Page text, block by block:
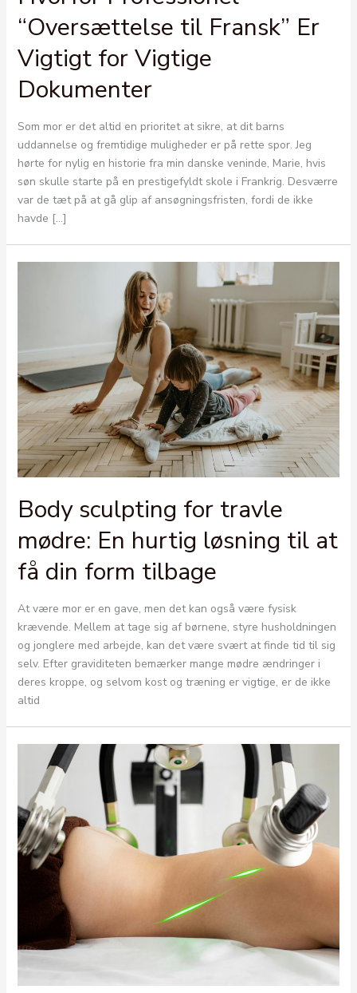
“Oversættelse til Fransk” Er
Vigtigt for Vigtige
Dokumenter
Som mor er det altid en prioritet at sikre, at dit barns
uddannelse og fremtidige muligheder er på rette spor. Jeg
hørte for nylig en historie fra min danske veninde, Marie, hvis
søn skulle starte på en prestigefyldt skole i Frankrig. Desværre
var de tæt på at gå glip af ansøgningsfristen, fordi de ikke
havde […]
Body sculpting for travle
mødre: En hurtig løsning til at
få din form tilbage
At være mor er en gave, men det kan også være fysisk
krævende. Mellem at tage sig af børnene, styre husholdningen
og jonglere med arbejde, kan det være svært at finde tid til sig
selv. Efter graviditeten bemærker mange mødre ændringer i
deres kroppe, og selvom kost og træning er vigtige, er de ikke
altid